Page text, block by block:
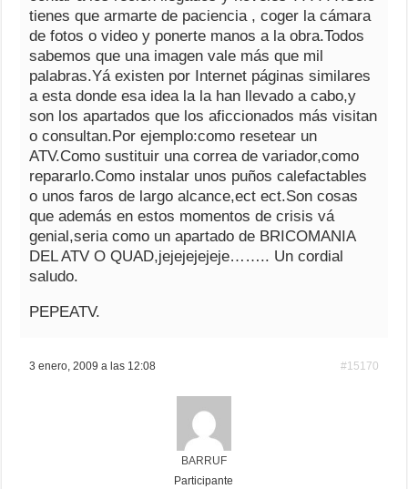
tienes que armarte de paciencia , coger la cámara
de fotos o video y ponerte manos a la obra.Todos
sabemos que una imagen vale más que mil
palabras.Yá existen por Internet páginas similares
a esta donde esa idea la la han llevado a cabo,y
son los apartados que los aficcionados más visitan
o consultan.Por ejemplo:como resetear un
ATV.Como sustituir una correa de variador,como
repararlo.Como instalar unos puños calefactables
o unos faros de largo alcance,ect ect.Son cosas
que además en estos momentos de crisis vá
genial,seria como un apartado de BRICOMANIA
DEL ATV O QUAD,jejejejejeje…….. Un cordial
saludo.
PEPEATV.
3 enero, 2009 a las 12:08 #15170
BARRUF
Participante